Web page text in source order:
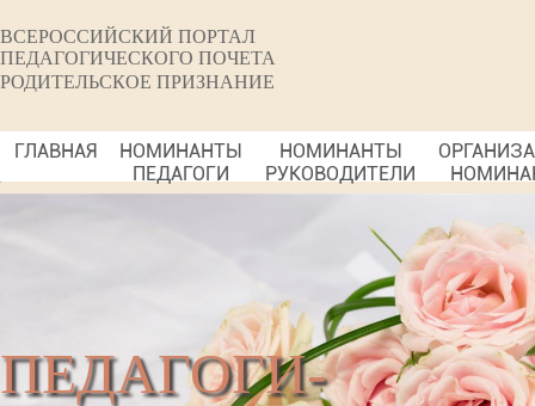
ВСЕРОССИЙСКИЙ ПОРТАЛ
ПЕДАГОГИЧЕСКОГО ПОЧЕТА
РОДИТЕЛЬСКОЕ ПРИЗНАНИЕ
ГЛАВНАЯ
НОМИНАНТЫ
ПЕДАГОГИ
НОМИНАНТЫ
РУКОВОДИТЕЛИ
ПЕДАГОГИ-